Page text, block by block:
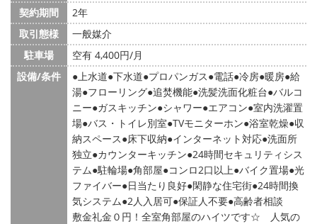
契約期間
2年
取引態様
一般媒介
駐車場
空有 4,400円/月
設備/条件
上水道 下水道 プロパンガス 電話 冷房 暖房 給
湯 フローリング 追焚機能 洗髪洗面化粧台 バルコ
ニー ガスキッチン シャワー エアコン 室内洗濯置
場 バス・トイレ別室 TVモニターホン 浴室乾燥 収
納スペース 床下収納 インターネット対応 洗面所
独立 カウンターキッチン 24時間セキュリティシス
テム 駐輪場 角部屋 コンロ2口以上 バイク置場 光
ファイバー 日当たり良好 閑静な住宅街 24時間換
気システム 2人入居可 保証人不要 高齢者相談
敷金礼金０円！全室角部屋のハイツです☆ 人気の